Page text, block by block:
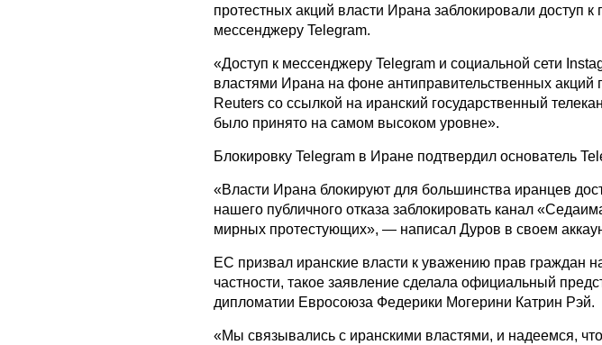
протестных акций власти Ирана заблокировали доступ
мессенджеру Telegram.
«Доступ к мессенджеру Telegram и социальной сети
властями Ирана на фоне антиправительственных акций
Reuters со ссылкой на иранский государственный
было принято на самом высоком уровне».
Блокировку Telegram в Иране подтвердил основатель
«Власти Ирана блокируют для большинства иранцев
нашего публичного отказа заблокировать канал
мирных протестующих», — написал Дуров в своем
ЕС призвал иранские власти к уважению прав граждан
частности, такое заявление сделала официальный
дипломатии Евросоюза Федерики Могерини Катрин Рэй.
«Мы связывались с иранскими властями, и надеемся,